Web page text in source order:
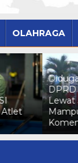
OLAHRAGA
Status